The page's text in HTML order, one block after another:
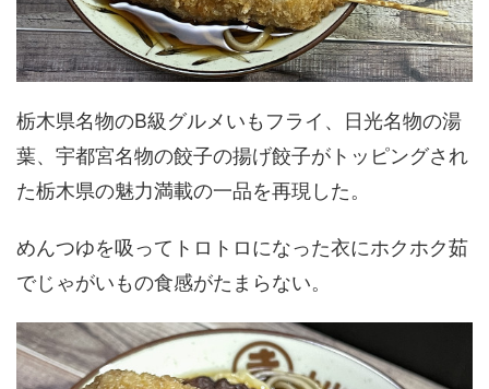
栃木県名物のB級グルメいもフライ、日光名物の湯
葉、宇都宮名物の餃子の揚げ餃子がトッピングされ
た栃木県の魅力満載の一品を再現した。
めんつゆを吸ってトロトロになった衣にホクホク茹
でじゃがいもの食感がたまらない。